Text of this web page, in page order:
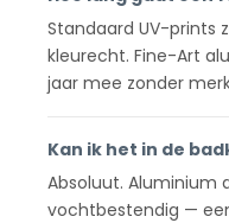
Standaard UV-prints
kleurecht. Fine-Art
jaar mee zonder
Kan ik het in de
Absoluut. Aluminium
vochtbestendig —